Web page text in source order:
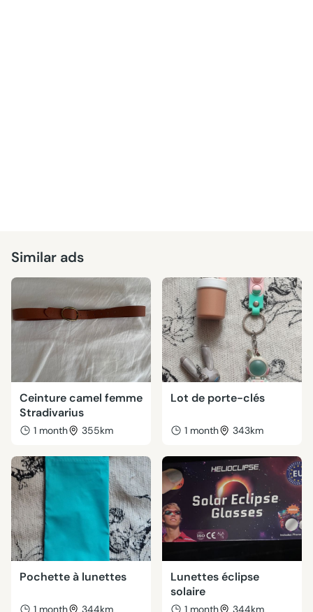
Similar ads
Ceinture camel femme
Stradivarius
1 month 355km
Lot de porte-clés
1 month 343km
Pochette à lunettes
1 month 344km
Lunettes éclipse
solaire
1 month 344km